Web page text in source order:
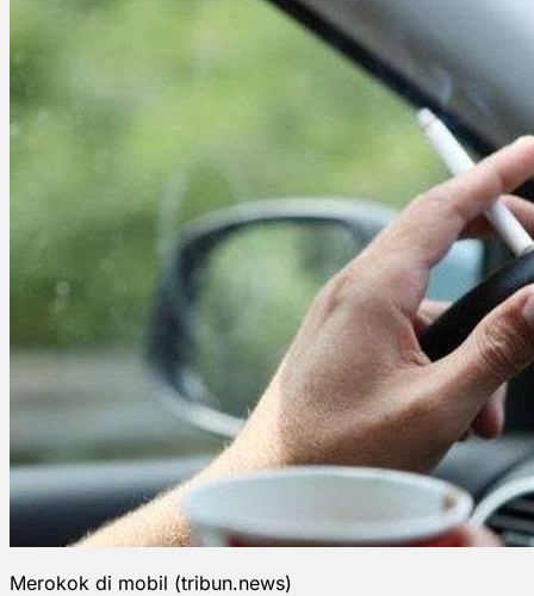
Merokok di mobil (tribun.news)